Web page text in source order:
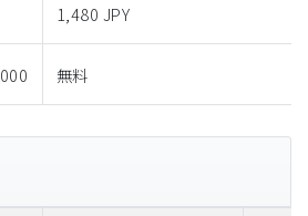
1,480 JPY
無料